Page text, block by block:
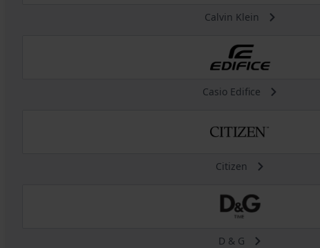
Calvin Klein
Casio Edifice
Citizen
D & G